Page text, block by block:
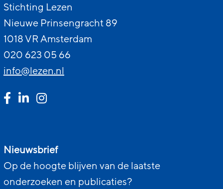
Stichting Lezen
Nieuwe Prinsengracht 89
1018 VR Amsterdam
020 623 05 66
info@lezen.nl
Nieuwsbrief
Op de hoogte blijven van de laatste
onderzoeken en publicaties?